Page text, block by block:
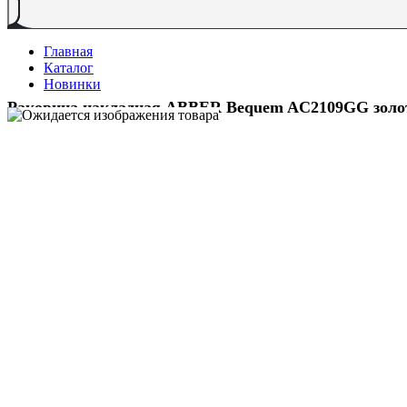
Главная
Каталог
Новинки
Раковина накладная ABBER Bequem AC2109GG